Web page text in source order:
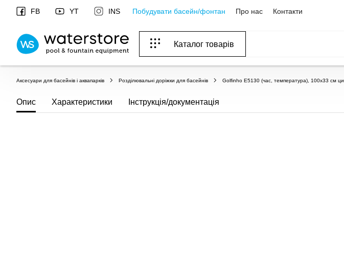
FB YT INS Побудувати басейн/фонтан Про нас Контакти
Каталог товарів
Аксесуари для басейнів і аквапарків Розділювальні доріжки для басейнів Golfinho E5130 (час, температура), 100x33 см
Опис Характеристики Інструкція/документація